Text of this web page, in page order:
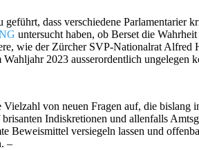
dass verschiedene Parlamentarier
untersucht haben, ob Berset die
wie der Zürcher SVP-Nationalrat Alfred
2023 ausserordentlich ungelegen
von neuen Fragen auf, die bislang
Indiskretionen und allenfalls
Beweismittel versiegeln lassen und
–